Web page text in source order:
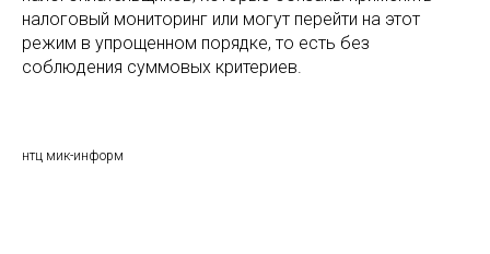
налоговый мониторинг или могут перейти на этот
режим в упрощенном порядке, то есть без
соблюдения суммовых критериев.
нтц мик-информ